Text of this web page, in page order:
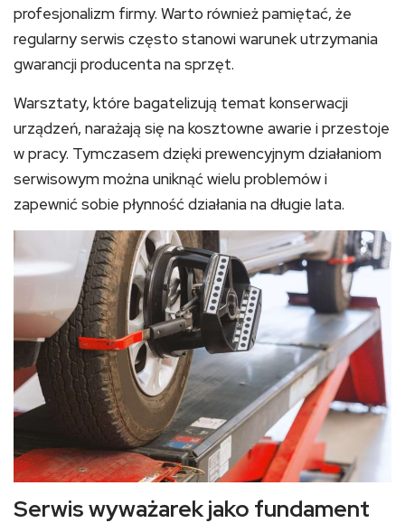
profesjonalizm firmy. Warto również pamiętać, że
regularny serwis często stanowi warunek utrzymania
gwarancji producenta na sprzęt.
Warsztaty, które bagatelizują temat konserwacji
urządzeń, narażają się na kosztowne awarie i przestoje
w pracy. Tymczasem dzięki prewencyjnym działaniom
serwisowym można uniknąć wielu problemów i
zapewnić sobie płynność działania na długie lata.
Serwis wyważarek jako fundament